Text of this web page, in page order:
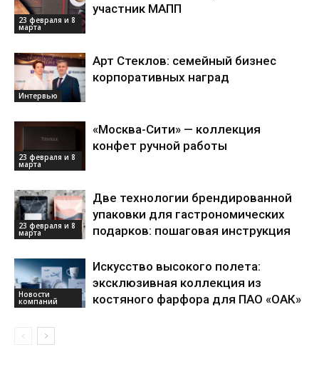
23 февраля и 8
марта
участник МАПП
Интервью
Арт Стеклов: семейный бизнес
корпоративных наград
23 февраля и 8
марта
«Москва-Сити» — коллекция
конфет ручной работы
23 февраля и 8
марта
Две технологии брендированной
упаковки для гастрономических
подарков: пошаговая инструкция
Новости
компаний
Искусство высокого полета:
эксклюзивная коллекция из
костяного фарфора для ПАО «ОАК»